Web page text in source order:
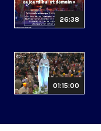
26:38
01:15:00